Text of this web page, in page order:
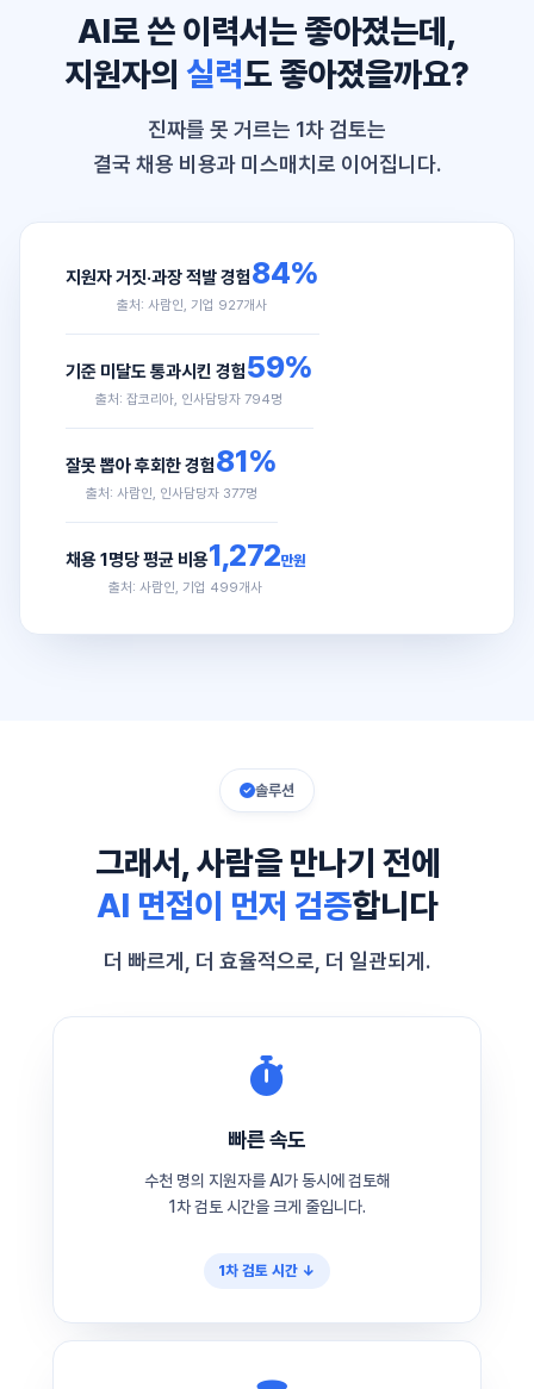
AI로 쓴 이력서는 좋아졌는데,
지원자의 실력도 좋아졌을까요?
진짜를 못 거르는 1차 검토는
결국 채용 비용과 미스매치로 이어집니다.
지원자 거짓·과장 적발 경험84%
출처: 사람인, 기업 927개사
기준 미달도 통과시킨 경험59%
출처: 잡코리아, 인사담당자 794명
잘못 뽑아 후회한 경험81%
출처: 사람인, 인사담당자 377명
채용 1명당 평균 비용1,272만원
출처: 사람인, 기업 499개사
솔루션
그래서, 사람을 만나기 전에
AI 면접이 먼저 검증합니다
더 빠르게, 더 효율적으로, 더 일관되게.
빠른 속도
수천 명의 지원자를 AI가 동시에 검토해
1차 검토 시간을 크게 줄입니다.
1차 검토 시간 ↓